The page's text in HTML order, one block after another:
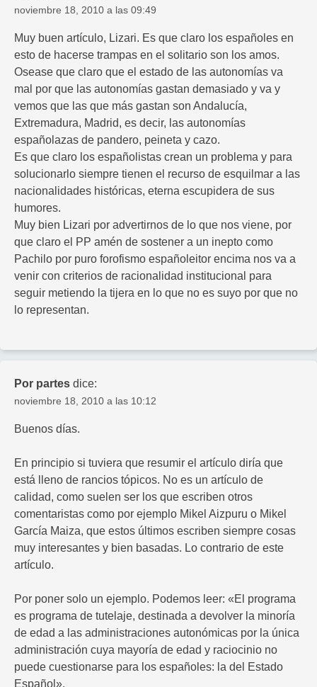
noviembre 18, 2010 a las 09:49
Muy buen artículo, Lizari. Es que claro los españoles en
esto de hacerse trampas en el solitario son los amos.
Osease que claro que el estado de las autonomías va
mal por que las autonomías gastan demasiado y va y
vemos que las que más gastan son Andalucía,
Extremadura, Madrid, es decir, las autonomías
españolazas de pandero, peineta y cazo.
Es que claro los españolistas crean un problema y para
solucionarlo siempre tienen el recurso de esquilmar a las
nacionalidades históricas, eterna escupidera de sus
humores.
Muy bien Lizari por advertirnos de lo que nos viene, por
que claro el PP amén de sostener a un inepto como
Pachilo por puro forofismo españoleitor encima nos va a
venir con criterios de racionalidad institucional para
seguir metiendo la tijera en lo que no es suyo por que no
lo representan.
Por partes dice:
noviembre 18, 2010 a las 10:12
Buenos días.
En principio si tuviera que resumir el artículo diría que
está lleno de rancios tópicos. No es un artículo de
calidad, como suelen ser los que escriben otros
comentaristas como por ejemplo Mikel Aizpuru o Mikel
García Maiza, que estos últimos escriben siempre cosas
muy interesantes y bien basadas. Lo contrario de este
artículo.
Por poner solo un ejemplo. Podemos leer: «El programa
es programa de tutelaje, destinada a devolver la minoría
de edad a las administraciones autonómicas por la única
administración cuya mayoría de edad y raciocinio no
puede cuestionarse para los españoles: la del Estado
Español».